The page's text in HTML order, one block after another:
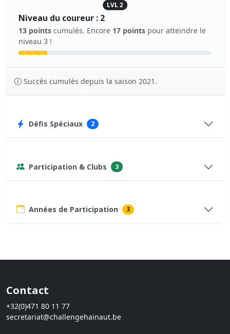
LVL 2
Niveau du coureur : 2
13 points cumulés. Encore 17 points pour atteindre le
niveau 3 !
Succès cumulés depuis la saison 2021.
Défis Spéciaux 2
Participation & Clubs 3
Années de Participation 3
Contact
+32(0)471 80 11 77
secretariat@challengehainaut.be